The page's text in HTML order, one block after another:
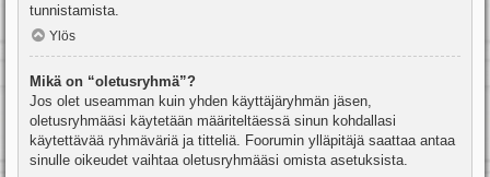
tunnistamista.
Ylös
Mikä on “oletusryhmä”?
Jos olet useamman kuin yhden käyttäjäryhmän jäsen,
oletusryhmääsi käytetään määriteltäessä sinun kohdallasi
käytettävää ryhmäväriä ja titteliä. Foorumin ylläpitäjä saattaa antaa
sinulle oikeudet vaihtaa oletusryhmääsi omista asetuksista.